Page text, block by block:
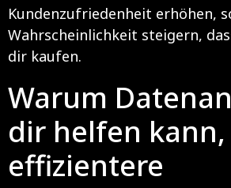
Kundenzufriedenheit erhöhen,
Wahrscheinlichkeit steigern,
dir kaufen.
Warum
dir helfen kann,
effizientere